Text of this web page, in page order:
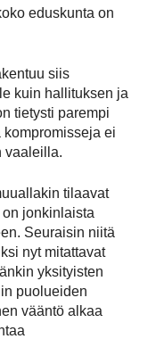
eduskunta on
siis
kuin hallituksen ja
tietysti parempi
ei
vaaleilla.
tilaavat
jonkinlaista
Seuraisin niitä
nyt mitattavat
yksityisten
puolueiden
vääntö alkaa